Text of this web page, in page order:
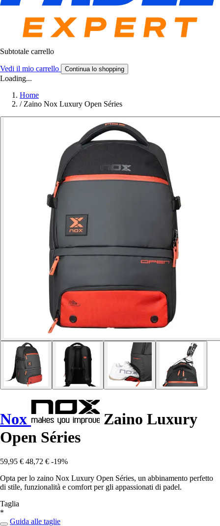
Subtotale carrello
Vedi il mio carrello Continua lo shopping
Loading...
Home
/ Zaino Nox Luxury Open Séries
Nox
Zaino Luxury
Open Séries
59,95 € 48,72 € -19%
Opta per lo zaino Nox Luxury Open Séries, un abbinamento perfetto
di stile, funzionalità e comfort per gli appassionati di padel.
Taglia
*
Guida alle taglie